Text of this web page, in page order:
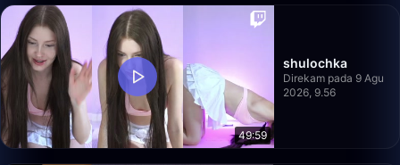
49:59
shulochka
Direkam pada 9 Agu
2026, 9.56